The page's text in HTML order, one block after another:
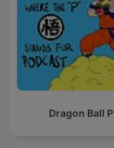
Dragon Ball P